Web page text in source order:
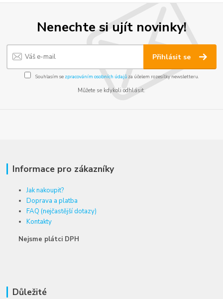
Nenechte si ujít novinky!
Přihlásit se
Souhlasím se zpracováním osobních údajůza účelem rozesílky newsletteru.
Můžete se kdykoli odhlásit.
Informace pro zákazníky
Jak nakoupit?
Doprava a platba
FAQ (nejčastější dotazy)
Kontakty
Nejsme plátci DPH
Důležité